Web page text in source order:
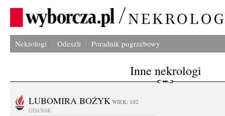
Nekrologi Odeszli Poradnik pogrzebowy
Inne nekrologi
LUBOMIRA BOŻYK WIEK: 102
GDAŃSK